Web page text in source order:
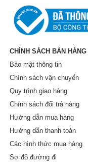
CHÍNH SÁCH BÁN HÀNG
Bảo mật thông tin
Chính sách vận chuyển
Quy trình giao hàng
Chính sách đổi trả hàng
Hướng dẫn mua hàng
Hướng dẫn thanh toán
Các hình thức mua hàng
Sơ đồ đường đi